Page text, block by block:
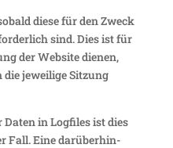
diese für den Zweck
sind. Dies ist für
der Website dienen,
jewei­lige Sitzung
Daten in Logfiles ist dies
Fall. Eine darüber­hin­